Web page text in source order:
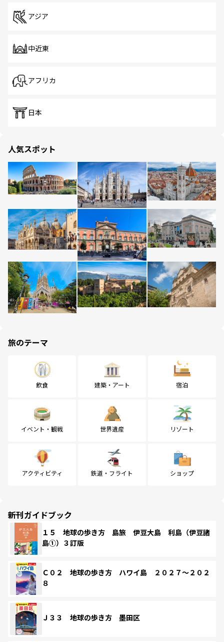
アジア
中近東
アフリカ
日本
人気スポット
旅のテーマ
飲食 建築・アート 宿泊
イベント・観戦 世界遺産 リゾート
アクティビティ 鉄道・フライト ショップ
新刊ガイドブック
１５ 地球の歩き方 島旅 伊豆大島 利島（伊豆諸
島①）３訂版
Ｃ０２ 地球の歩き方 ハワイ島 ２０２７～２０２
８
Ｊ３３ 地球の歩き方 墨田区